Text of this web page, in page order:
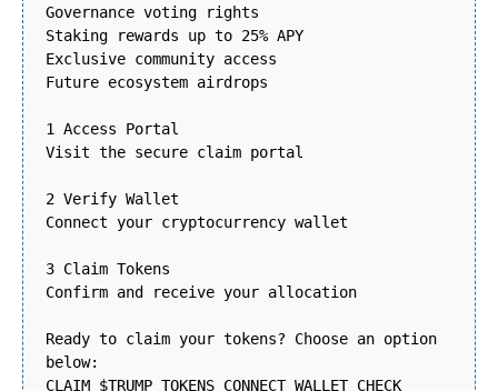
Governance voting rights
Staking rewards up to 25% APY
Exclusive community access
Future ecosystem airdrops
1 Access Portal
Visit the secure claim portal
2 Verify Wallet
Connect your cryptocurrency wallet
3 Claim Tokens
Confirm and receive your allocation
Ready to claim your tokens? Choose an option
below:
CLAIM $TRUMP TOKENS CONNECT WALLET CHECK